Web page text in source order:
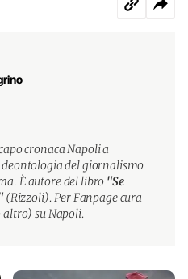
cronaca Napoli a
del giornalismo
È autore del libro "Se
(Rizzoli). Per Fanpage cura
su Napoli.